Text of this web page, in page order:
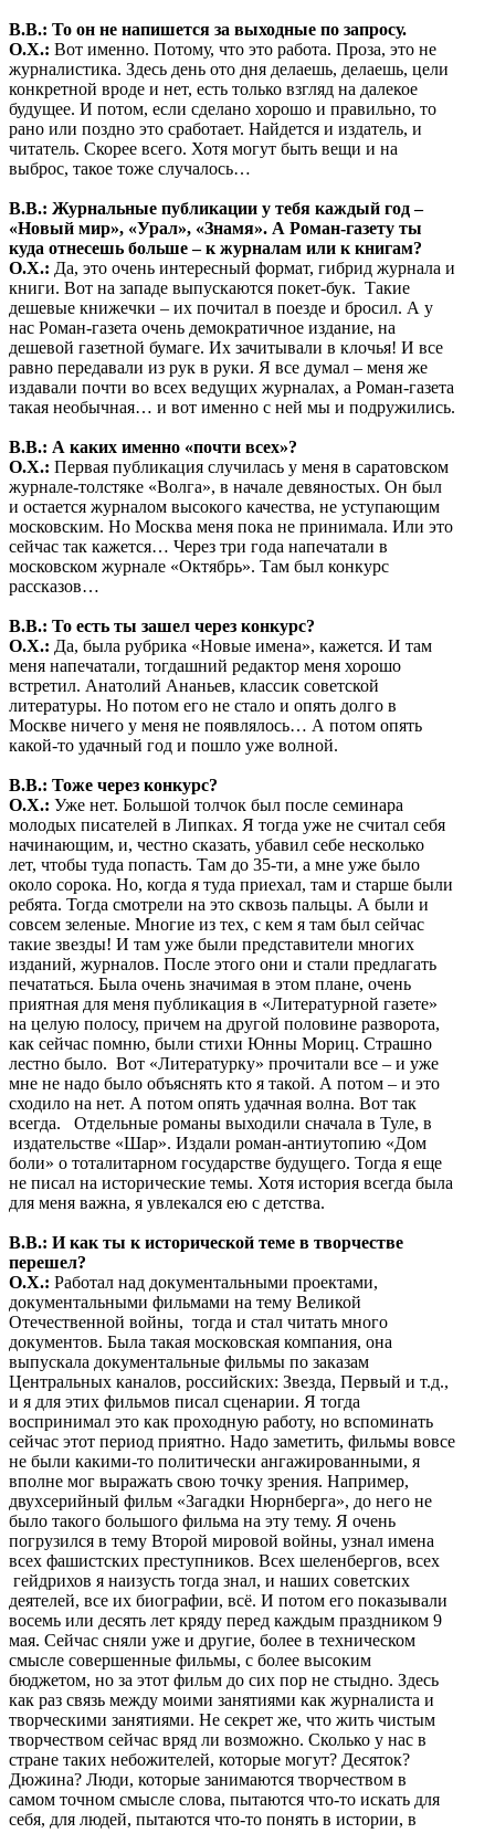
В.В.: То он не напишется за выходные по запросу.
О.Х.: Вот именно. Потому, что это работа. Проза, это не
журналистика. Здесь день ото дня делаешь, делаешь, цели
конкретной вроде и нет, есть только взгляд на далекое
будущее. И потом, если сделано хорошо и правильно, то
рано или поздно это сработает. Найдется и издатель, и
читатель. Скорее всего. Хотя могут быть вещи и на
выброс, такое тоже случалось…
В.В.: Журнальные публикации у тебя каждый год –
«Новый мир», «Урал», «Знамя». А Роман-газету ты
куда отнесешь больше – к журналам или к книгам?
О.Х.: Да, это очень интересный формат, гибрид журнала и
книги. Вот на западе выпускаются покет-бук. Такие
дешевые книжечки – их почитал в поезде и бросил. А у
нас Роман-газета очень демократичное издание, на
дешевой газетной бумаге. Их зачитывали в клочья! И все
равно передавали из рук в руки. Я все думал – меня же
издавали почти во всех ведущих журналах, а Роман-газета
такая необычная… и вот именно с ней мы и подружились.
В.В.: А каких именно «почти всех»?
О.Х.: Первая публикация случилась у меня в саратовском
журнале-толстяке «Волга», в начале девяностых. Он был
и остается журналом высокого качества, не уступающим
московским. Но Москва меня пока не принимала. Или это
сейчас так кажется… Через три года напечатали в
московском журнале «Октябрь». Там был конкурс
рассказов…
В.В.: То есть ты зашел через конкурс?
О.Х.: Да, была рубрика «Новые имена», кажется. И там
меня напечатали, тогдашний редактор меня хорошо
встретил. Анатолий Ананьев, классик советской
литературы. Но потом его не стало и опять долго в
Москве ничего у меня не появлялось… А потом опять
какой-то удачный год и пошло уже волной.
В.В.: Тоже через конкурс?
О.Х.: Уже нет. Большой толчок был после семинара
молодых писателей в Липках. Я тогда уже не считал себя
начинающим, и, честно сказать, убавил себе несколько
лет, чтобы туда попасть. Там до 35-ти, а мне уже было
около сорока. Но, когда я туда приехал, там и старше были
ребята. Тогда смотрели на это сквозь пальцы. А были и
совсем зеленые. Многие из тех, с кем я там был сейчас
такие звезды! И там уже были представители многих
изданий, журналов. После этого они и стали предлагать
печататься. Была очень значимая в этом плане, очень
приятная для меня публикация в «Литературной газете»
на целую полосу, причем на другой половине разворота,
как сейчас помню, были стихи Юнны Мориц. Страшно
лестно было. Вот «Литературку» прочитали все – и уже
мне не надо было объяснять кто я такой. А потом – и это
сходило на нет. А потом опять удачная волна. Вот так
всегда. Отдельные романы выходили сначала в Туле, в
издательстве «Шар». Издали роман-антиутопию «Дом
боли» о тоталитарном государстве будущего. Тогда я еще
не писал на исторические темы. Хотя история всегда была
для меня важна, я увлекался ею с детства.
В.В.: И как ты к исторической теме в творчестве
перешел?
О.Х.: Работал над документальными проектами,
документальными фильмами на тему Великой
Отечественной войны, тогда и стал читать много
документов. Была такая московская компания, она
выпускала документальные фильмы по заказам
Центральных каналов, российских: Звезда, Первый и т.д.,
и я для этих фильмов писал сценарии. Я тогда
воспринимал это как проходную работу, но вспоминать
сейчас этот период приятно. Надо заметить, фильмы вовсе
не были какими-то политически ангажированными, я
вполне мог выражать свою точку зрения. Например,
двухсерийный фильм «Загадки Нюрнберга», до него не
было такого большого фильма на эту тему. Я очень
погрузился в тему Второй мировой войны, узнал имена
всех фашистских преступников. Всех шеленбергов, всех
гейдрихов я наизусть тогда знал, и наших советских
деятелей, все их биографии, всё. И потом его показывали
восемь или десять лет кряду перед каждым праздником 9
мая. Сейчас сняли уже и другие, более в техническом
смысле совершенные фильмы, с более высоким
бюджетом, но за этот фильм до сих пор не стыдно. Здесь
как раз связь между моими занятиями как журналиста и
творческими занятиями. Не секрет же, что жить чистым
творчеством сейчас вряд ли возможно. Сколько у нас в
стране таких небожителей, которые могут? Десяток?
Дюжина? Люди, которые занимаются творчеством в
самом точном смысле слова, пытаются что-то искать для
себя, для людей, пытаются что-то понять в истории, в